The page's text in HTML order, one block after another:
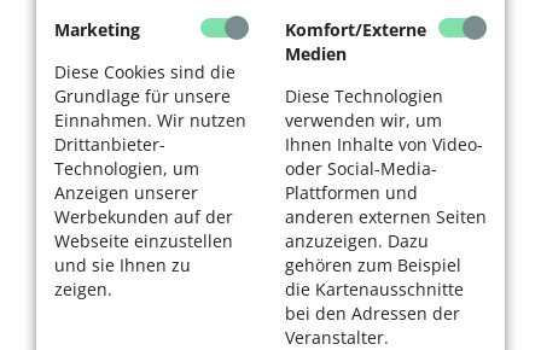
Marketing
Diese Cookies sind die
Grundlage für unsere
Einnahmen. Wir nutzen
Drittanbieter-
Technologien, um
Anzeigen unserer
Werbekunden auf der
Webseite einzustellen
und sie Ihnen zu
zeigen.
Komfort/Externe
Medien
Diese Technologien
verwenden wir, um
Ihnen Inhalte von Video-
oder Social-Media-
Plattformen und
anderen externen Seiten
anzuzeigen. Dazu
gehören zum Beispiel
die Kartenausschnitte
bei den Adressen der
Veranstalter.